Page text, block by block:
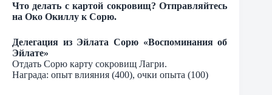
Что делать с картой сокровищ? Отправляйтесь
на Око Окиллу к Сорю.
Делегация из Эйлата Сорю «Воспоминания об
Эйлате»
Отдать Сорю карту сокровищ Лагри.
Награда: опыт влияния (400), очки опыта (100)